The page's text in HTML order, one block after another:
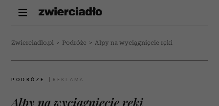
Zwierciadlo.pl > Podróże > Alpy na wyciągnięcie ręki
PODRÓŻE
Alpy na wyciągnięcie ręki